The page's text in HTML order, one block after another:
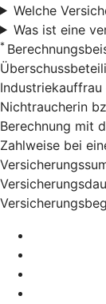
Welche
Was ist eine
*
Nichtraucherin
Berechnung mit
Zahlweise bei